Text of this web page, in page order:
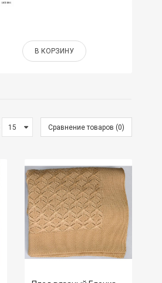
В КОРЗИНУ
Сравнение товаров (0)